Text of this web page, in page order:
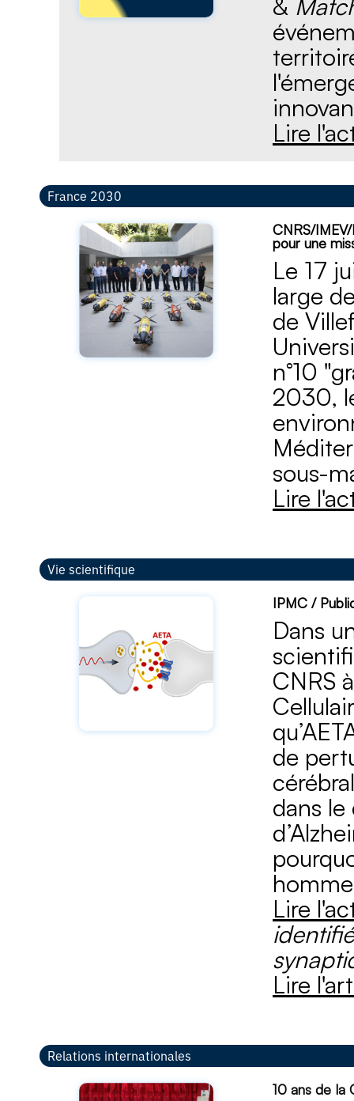
&
Lire
France 2030
CNRS/
pour une
Le 17
large
de
n°10
2030,
sous-
Lire
Vie scientifique
IPMC /
Dans
CNRS
de
dans
Lire
Lire
Relations internationales
10 ans de la